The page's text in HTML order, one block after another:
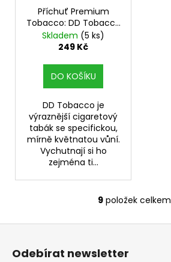
Příchuť Premium
Tobacco: DD Tobacco
objem 10ml tabáková
nálepka Kolek Q
Skladem (5 ks)
249 Kč
DO KOŠÍKU
DD Tobacco je
výraznější cigaretový
tabák se specifickou,
mírně květnatou vůní.
Vychutnají si ho
zejména ti...
O
v
9 položek celkem
Odebírat newsletter